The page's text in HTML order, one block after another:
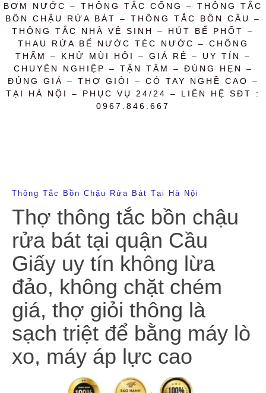
BƠM NƯỚC – THÔNG TẮC CỐNG – THÔNG TẮC
BỒN CHẬU RỬA BÁT – THÔNG TẮC BỒN CẦU –
THÔNG TẮC NHÀ VỆ SINH – HÚT BỂ PHỐT –
THAU RỬA BỂ NƯỚC TÉC NƯỚC – CHỐNG
THẤM – KHỬ MÙI HÔI – GIÁ RẺ – UY TÍN –
CHUYÊN NGHIỆP – TẬN TÂM – ĐÚNG HẸN –
ĐÚNG GIÁ – THỢ GIỎI – CÓ TAY NGHỀ CAO –
TẠI HÀ NỘI – PHỤC VỤ 24/24 – LIÊN HỆ SĐT :
0967.846.667
Thông Tắc Bồn Chậu Rửa Bát Tại Hà Nội
Thợ thông tắc bồn chậu
rửa bát tại quận Cầu
Giấy uy tín không lừa
đảo, không chặt chém
giá, thợ giỏi thông là
sạch triệt để bằng máy lò
xo, máy áp lực cao